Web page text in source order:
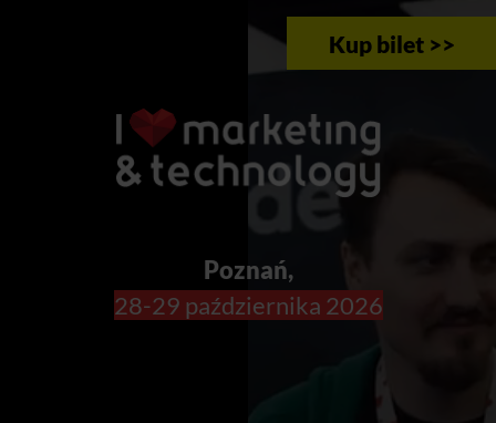
Kup bilet >>
Poznań,
28-29 października 2026